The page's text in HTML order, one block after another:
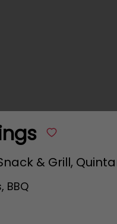
& Grill,
BBQ